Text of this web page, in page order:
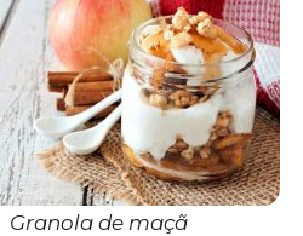
Granola de maçã